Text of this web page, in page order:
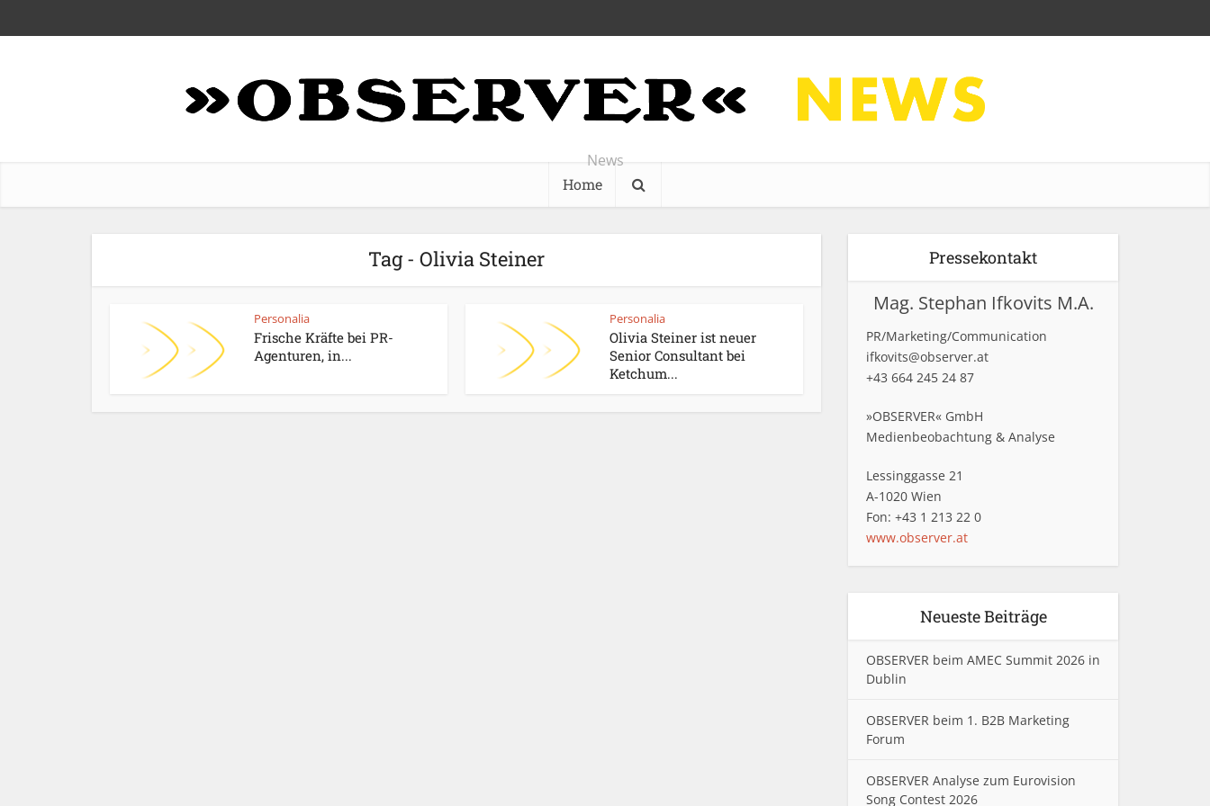
News
Home
Tag - Olivia Steiner
Personalia
Frische Kräfte bei PR-
Agenturen, in...
Personalia
Olivia Steiner ist neuer
Senior Consultant bei
Ketchum...
Pressekontakt
Mag. Stephan Ifkovits M.A.
PR/Marketing/Communication
ifkovits@observer.at
+43 664 245 24 87
»OBSERVER« GmbH
Medienbeobachtung & Analyse
Lessinggasse 21
A-1020 Wien
Fon: +43 1 213 22 0
www.observer.at
Neueste Beiträge
OBSERVER beim AMEC Summit 2026 in
Dublin
OBSERVER beim 1. B2B Marketing
Forum
OBSERVER Analyse zum Eurovision
Song Contest 2026